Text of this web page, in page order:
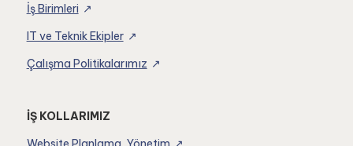
İş Birimleri
IT ve Teknik Ekipler
Çalışma Politikalarımız
İŞ KOLLARIMIZ